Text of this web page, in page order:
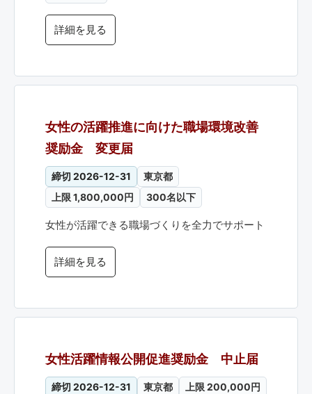
詳細を見る
女性の活躍推進に向けた職場環境改善
奨励金 変更届
締切 2026-12-31
東京都
上限 1,800,000円
300名以下
女性が活躍できる職場づくりを全力でサポート
詳細を見る
女性活躍情報公開促進奨励金 中止届
締切 2026-12-31 東京都
上限 200,000円